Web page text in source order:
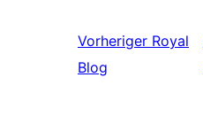
Vorheriger Royal
Blog